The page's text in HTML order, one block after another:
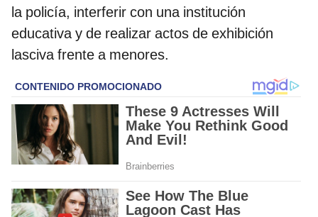
la policía, interferir con una institución
educativa y de realizar actos de exhibición
lasciva frente a menores.